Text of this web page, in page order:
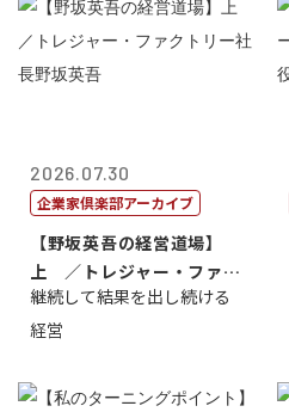
2026.07.30
企業家倶楽部アーカイブ
【野坂英吾の経営道場】
上 ／トレジャー・ファク
トリー社長野坂...
継続して結果を出し続ける
経営